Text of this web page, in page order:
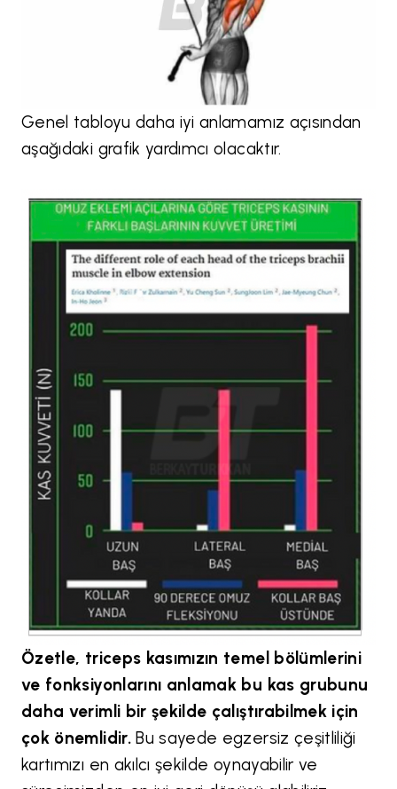
Genel tabloyu daha iyi anlamamız açısından
aşağıdaki grafik yardımcı olacaktır.
Özetle, triceps kasımızın temel bölümlerini
ve fonksiyonlarını anlamak bu kas grubunu
daha verimli bir şekilde çalıştırabilmek için
çok önemlidir.Bu sayede egzersiz çeşitliliği
kartımızı en akılcı şekilde oynayabilir ve